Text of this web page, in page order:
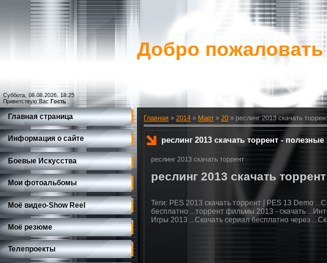
Суббота, 08.08.2026, 18:25
Приветствую Вас Гость
Добро пожаловать
Главная страница
Информация о сайте
Боевые Искусства
Мои фотоальбомы
Моё видео-Show Reеl
Моё резюме
Телепроекты
Главная » 2014 » Март » 20 » реслинг 2013 скачать
реслинг 2013 скачать торрент -
реслинг 2013 скачать торрент
реслинг 2013 скачать торрент
Теги: PES 2013 скачать торрент | PES 13 Demo
бесплатно ...торрент фильмы 2013 - скачать
Игры 2013 ...Скачать сериал бесплатно через